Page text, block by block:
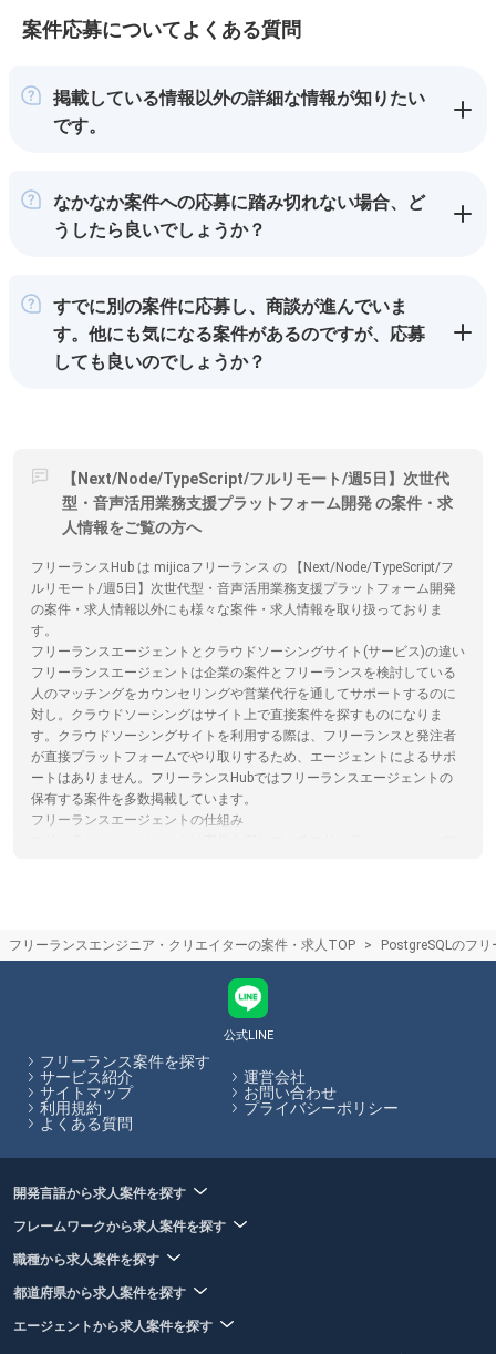
案件応募についてよくある質問
掲載している情報以外の詳細な情報が知りたい
です。
なかなか案件への応募に踏み切れない場合、ど
うしたら良いでしょうか？
すでに別の案件に応募し、商談が進んでいま
す。他にも気になる案件があるのですが、応募
しても良いのでしょうか？
【Next/Node/TypeScript/フルリモート/週5日】次世代
型・音声活用業務支援プラットフォーム開発 の案件・求
人情報をご覧の方へ
フリーランスHub は mijicaフリーランス の 【Next/Node/TypeScript/フ
ルリモート/週5日】次世代型・音声活用業務支援プラットフォーム開発
の案件・求人情報以外にも様々な案件・求人情報を取り扱っておりま
す。
フリーランスエージェントとクラウドソーシングサイト(サービス)の違い
フリーランスエージェントは企業の案件とフリーランスを検討している
人のマッチングをカウンセリングや営業代行を通してサポートするのに
対し。クラウドソーシングはサイト上で直接案件を探すものになりま
す。クラウドソーシングサイトを利用する際は、フリーランスと発注者
が直接プラットフォームでやり取りするため、エージェントによるサポ
ートはありません。フリーランスHubではフリーランスエージェントの
保有する案件を多数掲載しています。
フリーランスエージェントの仕組み
をサイト内で行うことができます。
フリーランスとして働くことを検討しているエンジニアやクリエイター
の方を対象に、各々のスキルや希望条件に合った案件を紹介してくれる
サービスのことです。個人で案件を請ける場合に必要となる契約処理な
ども代行してくれるため、参画する企業とのやり取りに時間が取られる
こともありません。フリーランスHubでは、フリーランス向けの案件・
求人を多数掲載しています。
フリーランスHubはお客様のフリーランス案件探しを最大限サポートし
ていきます。
フリーランスエンジニア・クリエイターの案件・求人TOP PostgreSQLのフ
公式LINE
フリーランス案件を探す
サービス紹介
運営会社
サイトマップ
お問い合わせ
利用規約
プライバシーポリシー
よくある質問
開発言語から求人案件を探す
フレームワークから求人案件を探す
職種から求人案件を探す
都道府県から求人案件を探す
エージェントから求人案件を探す